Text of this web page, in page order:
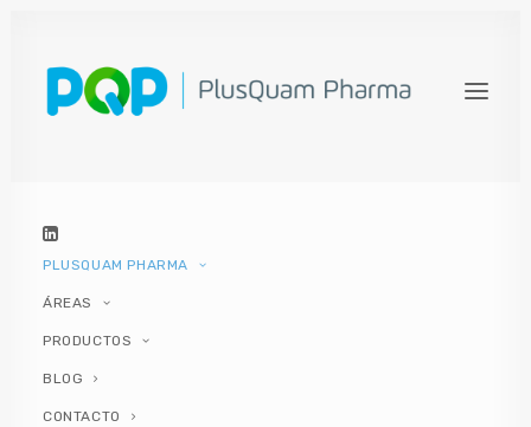
PLUSQUAM PHARMA
ÁREAS
PRODUCTOS
BLOG
CONTACTO
INNOVACIÓN
QUE
QUIÉNES
PlusQuam Pharma, líder en el desarrollo e